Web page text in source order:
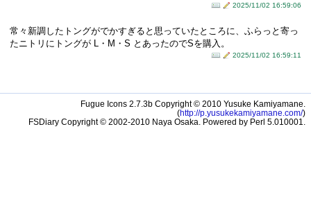
2025/11/02 16:59:06
常々新調したトングがでかすぎると思っていたところに、ふらっと寄っ
たニトリにトングが L・M・S とあったのでSを購入。
2025/11/02 16:59:11
Fugue Icons 2.7.3b Copyright © 2010 Yusuke Kamiyamane.
(http://p.yusukekamiyamane.com/)
FSDiary Copyright © 2002-2010 Naya Osaka. Powered by Perl 5.010001.